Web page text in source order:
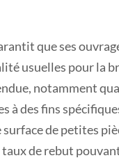
que ses
usuelles pour la
notamment
à des fins
de petites
de rebut